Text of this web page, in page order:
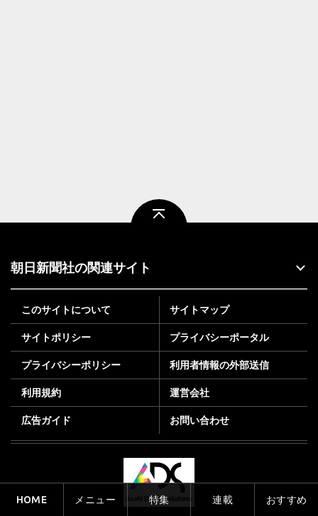
朝日新聞社の関連サイト
このサイトについて サイトマップ
サイトポリシー プライバシーポータル
プライバシーポリシー 利用者情報の外部送信
利用規約 運営会社
広告ガイド お問い合わせ
HOME メニュー 特集 連載 おすすめ